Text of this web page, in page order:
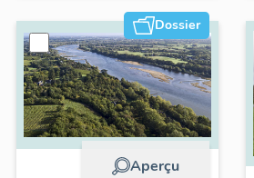
Dossier
Aperçu